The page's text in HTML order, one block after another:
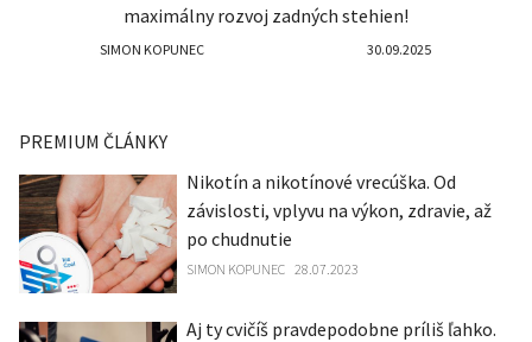
maximálny rozvoj zadných stehien!
SIMON KOPUNEC 30.09.2025
PREMIUM ČLÁNKY
Nikotín a nikotínové vrecúška. Od
závislosti, vplyvu na výkon, zdravie, až
po chudnutie
SIMON KOPUNEC 28.07.2023
Aj ty cvičíš pravdepodobne príliš ľahko.